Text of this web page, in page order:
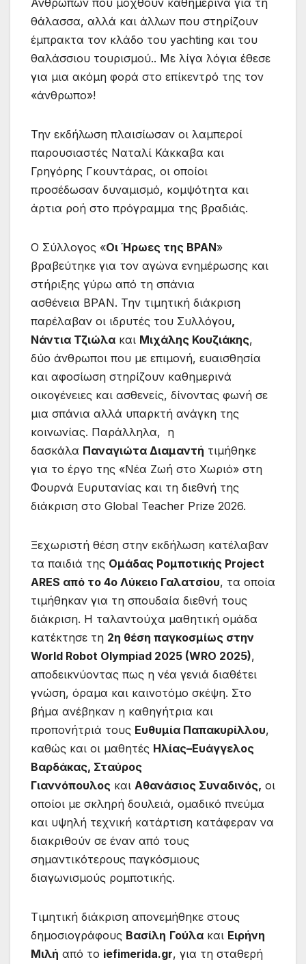
θάλασσα, αλλά και άλλων που στηρίζουν
έμπρακτα τον κλάδο του yachting και του
θαλάσσιου τουρισμού.. Με λίγα λόγια έθεσε
για μια ακόμη φορά στο επίκεντρό της τον
«άνθρωπο»!
Την εκδήλωση πλαισίωσαν οι λαμπεροί
παρουσιαστές Ναταλί Κάκκαβα και
Γρηγόρης Γκουντάρας, οι οποίοι
προσέδωσαν δυναμισμό, κομψότητα και
άρτια ροή στο πρόγραμμα της βραδιάς.
Ο Σύλλογος «Οι Ήρωες της BPAN»
βραβεύτηκε για τον αγώνα ενημέρωσης και
στήριξης γύρω από τη σπάνια
ασθένεια BPAN. Την τιμητική διάκριση
παρέλαβαν οι ιδρυτές του Συλλόγου,
Νάντια Τζιώλα και Μιχάλης Κουζιάκης,
δύο άνθρωποι που με επιμονή, ευαισθησία
και αφοσίωση στηρίζουν καθημερινά
οικογένειες και ασθενείς, δίνοντας φωνή σε
μια σπάνια αλλά υπαρκτή ανάγκη της
κοινωνίας. Παράλληλα, η
δασκάλα Παναγιώτα Διαμαντή τιμήθηκε
για το έργο της «Νέα Ζωή στο Χωριό» στη
Φουρνά Ευρυτανίας και τη διεθνή της
διάκριση στο Global Teacher Prize 2026.
Ξεχωριστή θέση στην εκδήλωση κατέλαβαν
τα παιδιά της Ομάδας Ρομποτικής Project
ARES από το 4ο Λύκειο Γαλατσίου, τα οποία
τιμήθηκαν για τη σπουδαία διεθνή τους
διάκριση. Η ταλαντούχα μαθητική ομάδα
κατέκτησε τη 2η θέση παγκοσμίως στην
World Robot Olympiad 2025 (WRO 2025),
αποδεικνύοντας πως η νέα γενιά διαθέτει
γνώση, όραμα και καινοτόμο σκέψη. Στο
βήμα ανέβηκαν η καθηγήτρια και
προπονήτριά τους Ευθυμία Παπακυρίλλου,
καθώς και οι μαθητές Ηλίας–Ευάγγελος
Βαρδάκας, Σταύρος
Γιαννόπουλος και Αθανάσιος Συναδινός, οι
οποίοι με σκληρή δουλειά, ομαδικό πνεύμα
και υψηλή τεχνική κατάρτιση κατάφεραν να
διακριθούν σε έναν από τους
σημαντικότερους παγκόσμιους
διαγωνισμούς ρομποτικής.
Τιμητική διάκριση απονεμήθηκε στους
δημοσιογράφους Βασίλη Γούλα και Ειρήνη
Μιλή από το iefimerida.gr, για τη σταθερή